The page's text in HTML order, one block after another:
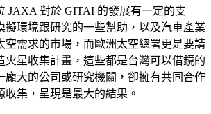
JAXA 對於 GITAI 的發展有一定的支
擬環境跟研究的一些幫助，以及汽車產業
空需求的市場，而歐洲太空總署更是要請
火星收集計畫，這些都是台灣可以借鏡的
龐大的公司或研究機關，卻擁有共同合作
收集，呈現是最大的結果。